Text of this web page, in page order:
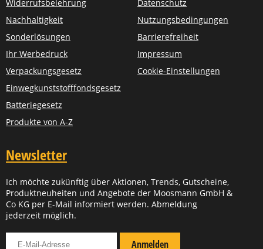
Widerrufsbelehrung
Nachhaltigkeit
Sonderlösungen
Ihr Werbedruck
Verpackungsgesetz
Einwegkunststofffondsgesetz
Batteriegesetz
Produkte von A-Z
Datenschutz
Nutzungsbedingungen
Barrierefreiheit
Impressum
Cookie-Einstellungen
Newsletter
Ich möchte zukünftig über Aktionen, Trends, Gutscheine,
Produktneuheiten und Angebote der Moosmann GmbH &
Co KG per E-Mail informiert werden. Abmeldung
jederzeit möglich.
Anmelden